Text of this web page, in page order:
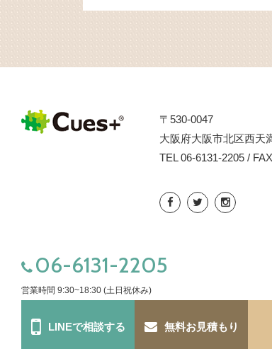
〒530-0047
大阪府大阪市北区西天
TEL 06-6131-2205 /
06-6131-2205
営業時間 9:30~18:30 (土日祝休み)
LINEで相談する 無料お見積もり